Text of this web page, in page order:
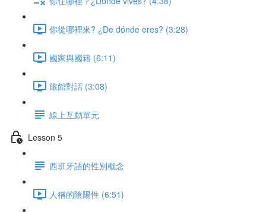
你從哪裡來? ¿De dónde eres? (3:28)
國家與國籍 (6:11)
旅館對話 (3:08)
線上互動單元
Lesson 5
西班牙語的性別概念
人稱的陰陽性 (6:51)